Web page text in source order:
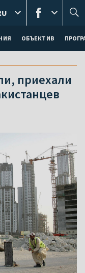
ОБЪЕКТИВ
приехали